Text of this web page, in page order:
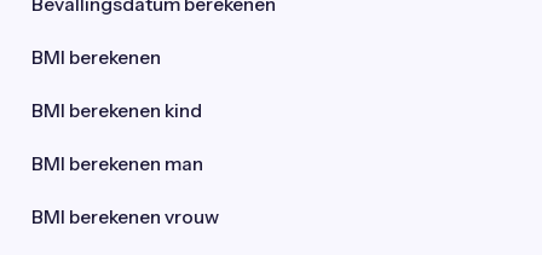
BMI berekenen
BMI berekenen kind
BMI berekenen man
BMI berekenen vrouw